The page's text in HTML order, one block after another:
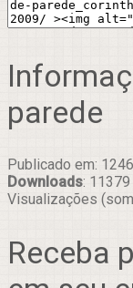
parede
Publicado em:
Downloads: 11379
Visualizações
Receba